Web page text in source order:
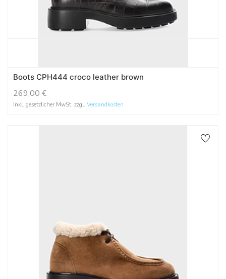
Boots CPH444 croco leather brown
269,00 €
Inkl. gesetzlicher MwSt. zzgl. Versandkosten